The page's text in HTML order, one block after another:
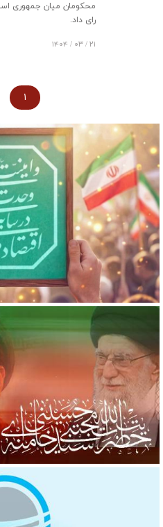
محکومان میان جمهوری
رای داد.
۲۱ / ۰۳ / ۱۴۰۴
۱